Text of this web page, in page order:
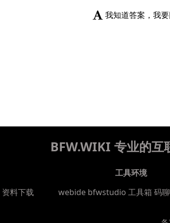
我知道答案，我
BFW.WIKI 专业的互
资料下载
工具环境
webide bfwstudio 工具箱 码聊